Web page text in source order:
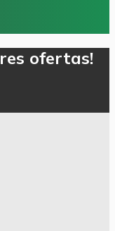
ofertas!